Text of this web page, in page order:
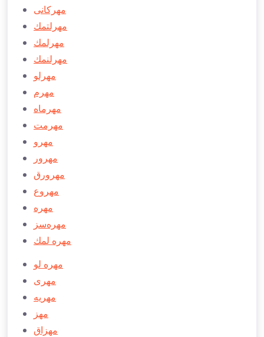
مهركانی
مهرلتمك
مهرلمك
مهرلنمك
مهرلو
مهرم
مهرماه
مهرمت
مهرو
مهرور
مهرورق
مهروع
مهره
مهره‌سز
مهره لمك
مهره لو
مهری
مهريه
مهز
مهزاق